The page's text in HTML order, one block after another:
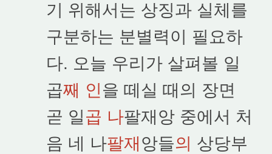
기 위해서는 상징과 실체를
구분하는 분별력이 필요하
다. 오늘 우리가 살펴볼 일
곱째 인을 떼실 때의 장면
곧 일곱 나팔재앙 중에서 처
음 네 나팔재 앙들의 상당부